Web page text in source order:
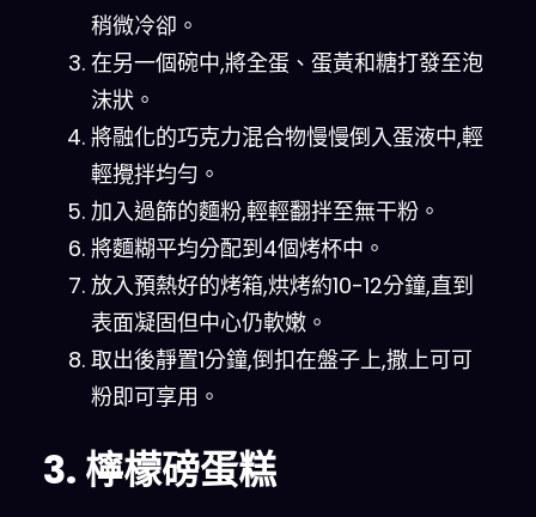
稍微冷卻。
在另一個碗中,將全蛋、蛋黃和糖打發至泡
沫狀。
將融化的巧克力混合物慢慢倒入蛋液中,輕
輕攪拌均勻。
加入過篩的麵粉,輕輕翻拌至無干粉。
將麵糊平均分配到4個烤杯中。
放入預熱好的烤箱,烘烤約10-12分鐘,直到
表面凝固但中心仍軟嫩。
取出後靜置1分鐘,倒扣在盤子上,撒上可可
粉即可享用。
3. 檸檬磅蛋糕